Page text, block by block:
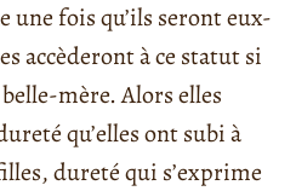
une fois qu’ils seront eux-
accèderont à ce statut si
mère. Alors elles
qu’elles ont subi à
dureté qui s’exprime